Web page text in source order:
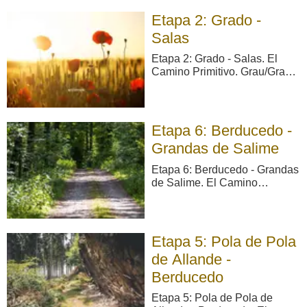
distribución de los mismos en
cuanto a la ti ...
Etapa 2: Grado -
Salas
Etapa 2: Grado - Salas. El
Camino Primitivo. Grau/Grado
concejos de Grado y Salas,
los dos municipios por los que
se circula durante los 22,51
km que comprende el r ...
Etapa 6: Berducedo -
Grandas de Salime
Etapa 6: Berducedo - Grandas
de Salime. El Camino
discurre por los concejos de
Allande, Grandas de Salime y,
durante unos pocos metros,
por Pesoz. La mitad del
Etapa 5: Pola de Pola
de Allande -
Berducedo
Etapa 5: Pola de Pola de